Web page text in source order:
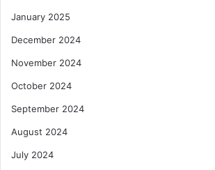
January 2025
December 2024
November 2024
October 2024
September 2024
August 2024
July 2024